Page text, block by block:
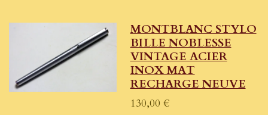
MONTBLANC STYLO
BILLE NOBLESSE
VINTAGE ACIER
INOX MAT
RECHARGE NEUVE
130,00 €